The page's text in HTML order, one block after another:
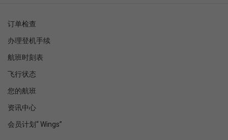
订单检查
办理登机手续
航班时刻表
飞行状态
您的航班
资讯中心
会员计划“ Wings”